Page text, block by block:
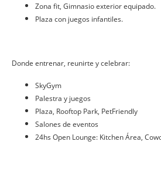
Zona fit, Gimnasio exterior equipado.
Plaza con juegos infantiles.
Donde entrenar, reunirte y celebrar:
SkyGym
Palestra y juegos
Plaza, Rooftop Park, PetFriendly
Salones de eventos
24hs Open Lounge: Kitchen Área,